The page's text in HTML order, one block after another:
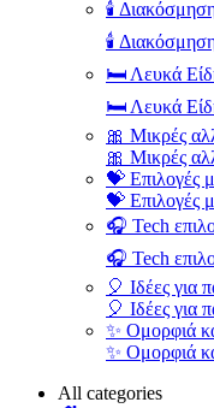
🕯️
🕯️
🛏️ Λευκά
🛏️ Λευκά
🎀 Μικρές
🎀 Μικρές
💝 Επιλογές
💝 Επιλογές
🎧 Tech
🎧 Tech
🎈 Ιδέες για
🎈 Ιδέες για
✨ Ομορφιά
✨ Ομορφιά
All categories